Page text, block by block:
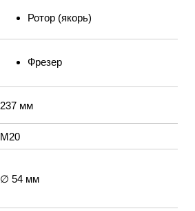
Ротор (якорь)
Фрезер
237 мм
М20
∅ 54 мм